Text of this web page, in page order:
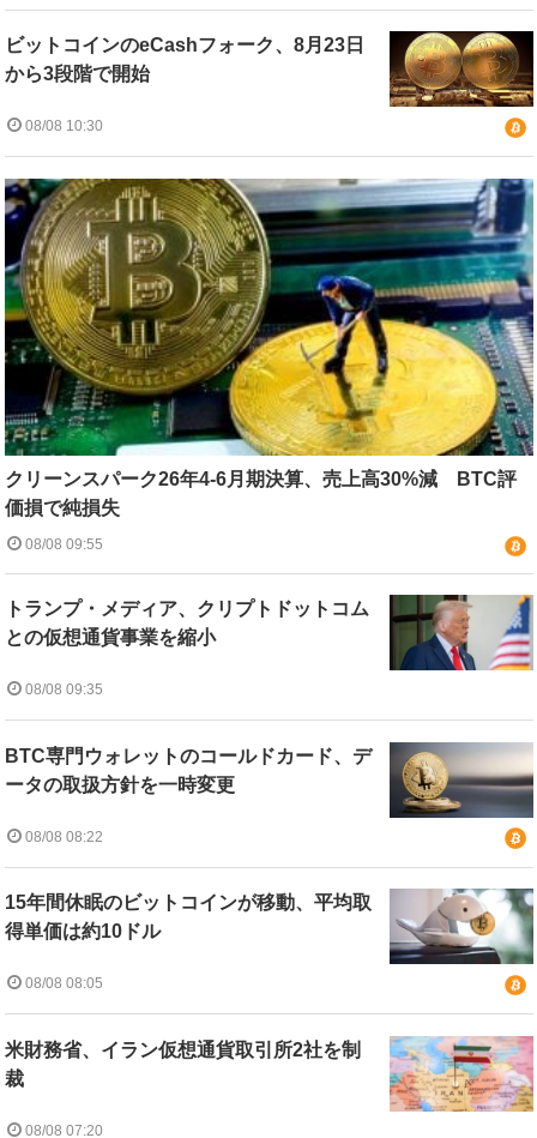
ビットコインのeCashフォーク、8月23日
から3段階で開始
08/08 10:30
クリーンスパーク26年4-6月期決算、売上高30%減 BTC評
価損で純損失
08/08 09:55
トランプ・メディア、クリプトドットコム
との仮想通貨事業を縮小
08/08 09:35
BTC専門ウォレットのコールドカード、デ
ータの取扱方針を一時変更
08/08 08:22
15年間休眠のビットコインが移動、平均取
得単価は約10ドル
08/08 08:05
米財務省、イラン仮想通貨取引所2社を制
裁
08/08 07:20